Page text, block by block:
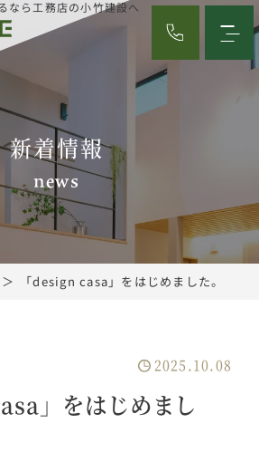
なら工務店の小竹建設へ
新着情報
news
「design casa」をはじめました。
2025.10.08
」をはじめまし